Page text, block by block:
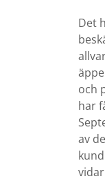
Det
och
har
av